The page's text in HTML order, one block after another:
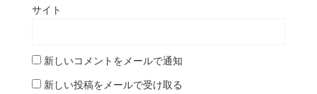
サイト
新しいコメントをメールで通知
新しい投稿をメールで受け取る